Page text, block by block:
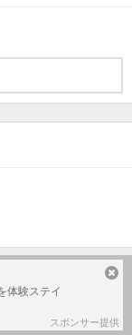
体験ステイ
スポンサー提供